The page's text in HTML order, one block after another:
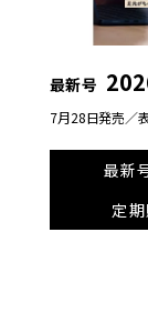
最新号
7月28日発売／
最新
定